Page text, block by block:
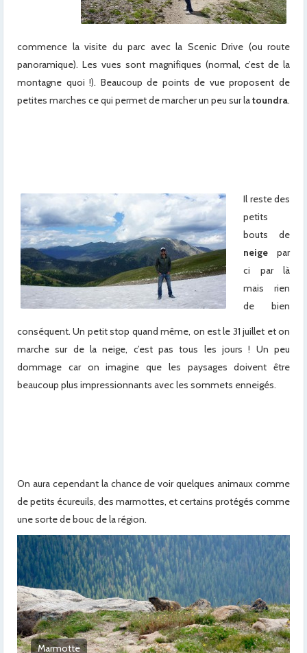
commence la visite du parc avec la Scenic Drive (ou route
panoramique). Les vues sont magnifiques (normal, c’est de la
montagne quoi !). Beaucoup de points de vue proposent de
petites marches ce qui permet de marcher un peu sur latoundra.
Il reste des
petits
bouts de
neige par
ci par là
mais rien
de bien
conséquent. Un petit stop quand même, on est le 31 juillet et on
marche sur de la neige, c’est pas tous les jours ! Un peu
dommage car on imagine que les paysages doivent être
beaucoup plus impressionnants avec les sommets enneigés.
On aura cependant la chance de voir quelques animaux comme
de petits écureuils, des marmottes, et certains protégés comme
une sorte de bouc de la région.
Chimpmunk : petits écureuils